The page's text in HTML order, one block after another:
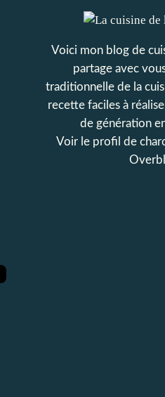
Voici mon blog de
partage avec
traditionnelle de la
recette faciles à
de génération
Voir le profil de